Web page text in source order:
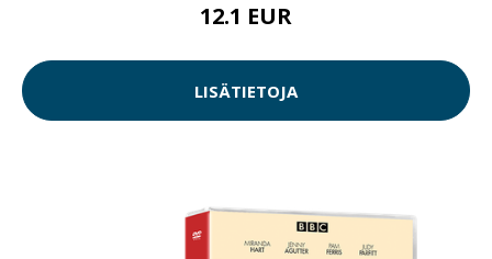
12.1 EUR
LISÄTIETOJA